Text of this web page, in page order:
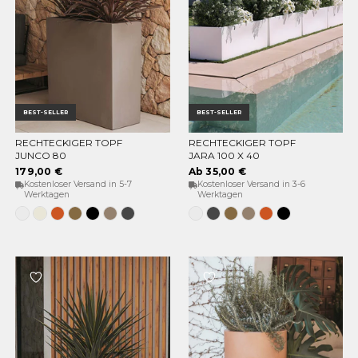
BEST-SELLER
OPTIONEN WÄHLEN
RECHTECKIGER TOPF
JUNCO 80
179,00 €
Kostenloser Versand in 5-7
Werktagen
WeissOpak-
Beige
Terrakotta
BronzeSchwarz
TaupeAnthrazit
BEST-SELLER
OPTIONEN WÄHLEN
RECHTECKIGER TOPF
JARA 100 X 40
Ab 35,00 €
Kostenloser Versand in 3-6
Werktagen
WeissAnthrazit
BronzeTaupeTerrakotta
Schwarz